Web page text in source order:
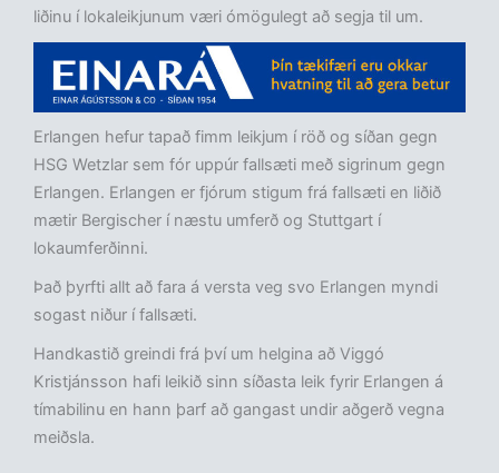
liðinu í lokaleikjunum væri ómögulegt að segja til um.
Erlangen hefur tapað fimm leikjum í röð og síðan gegn
HSG Wetzlar sem fór uppúr fallsæti með sigrinum gegn
Erlangen. Erlangen er fjórum stigum frá fallsæti en liðið
mætir Bergischer í næstu umferð og Stuttgart í
lokaumferðinni.
Það þyrfti allt að fara á versta veg svo Erlangen myndi
sogast niður í fallsæti.
Handkastið greindi frá því um helgina að Viggó
Kristjánsson hafi leikið sinn síðasta leik fyrir Erlangen á
tímabilinu en hann þarf að gangast undir aðgerð vegna
meiðsla.